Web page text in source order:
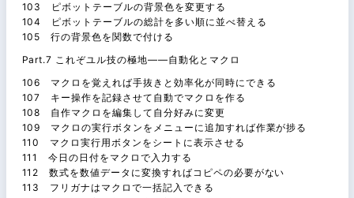
103 ピボットテーブルの背景色を変更する
104 ピボットテーブルの総計を多い順に並べ替える
105 行の背景色を関数で付ける
Part.7 これぞユル技の極地――自動化とマクロ
106 マクロを覚えれば手抜きと効率化が同時にできる
107 キー操作を記録させて自動でマクロを作る
108 自作マクロを編集して自分好みに変更
109 マクロの実行ボタンをメニューに追加すれば作業が捗る
110 マクロ実行用ボタンをシートに表示させる
111 今日の日付をマクロで入力する
112 数式を数値データに変換すればコピペの必要がない
113 フリガナはマクロで一括記入できる